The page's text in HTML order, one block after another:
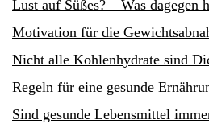
Lust auf Süßes? – Was dagegen
Motivation für die
Nicht alle Kohlenhydrate sind
Regeln für eine gesunde
Sind gesunde Lebensmittel